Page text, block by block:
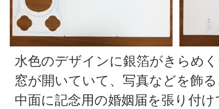
水色のデザインに銀箔がきらめ
窓が開いていて、写真などを飾
中面に記念用の婚姻届を張り付